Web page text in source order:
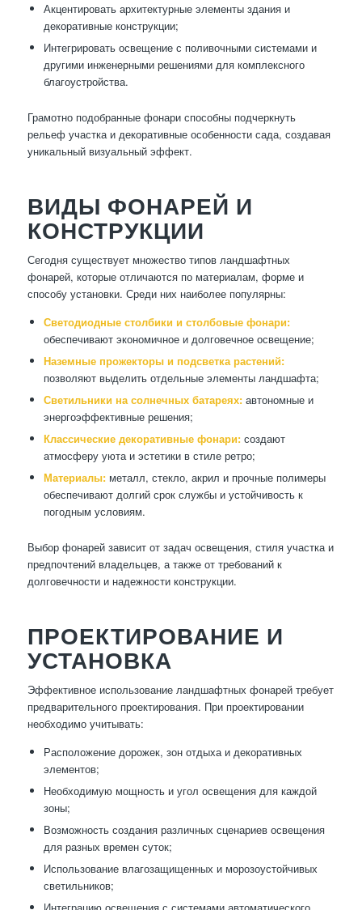
Акцентировать архитектурные элементы здания и
декоративные конструкции;
Интегрировать освещение с поливочными системами и
другими инженерными решениями для комплексного
благоустройства.
Грамотно подобранные фонари способны подчеркнуть
рельеф участка и декоративные особенности сада, создавая
уникальный визуальный эффект.
ВИДЫ ФОНАРЕЙ И
КОНСТРУКЦИИ
Сегодня существует множество типов ландшафтных
фонарей, которые отличаются по материалам, форме и
способу установки. Среди них наиболее популярны:
Светодиодные столбики и столбовые фонари:
обеспечивают экономичное и долговечное освещение;
Наземные прожекторы и подсветка растений:
позволяют выделить отдельные элементы ландшафта;
Светильники на солнечных батареях:автономные и
энергоэффективные решения;
Классические декоративные фонари:создают
атмосферу уюта и эстетики в стиле ретро;
Материалы:металл, стекло, акрил и прочные полимеры
обеспечивают долгий срок службы и устойчивость к
погодным условиям.
Выбор фонарей зависит от задач освещения, стиля участка и
предпочтений владельцев, а также от требований к
долговечности и надежности конструкции.
ПРОЕКТИРОВАНИЕ И
УСТАНОВКА
Эффективное использование ландшафтных фонарей требует
предварительного проектирования. При проектировании
необходимо учитывать:
Расположение дорожек, зон отдыха и декоративных
элементов;
Необходимую мощность и угол освещения для каждой
зоны;
Возможность создания различных сценариев освещения
для разных времен суток;
Использование влагозащищенных и морозоустойчивых
светильников;